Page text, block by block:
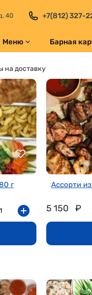
Меню Барная
40 +7(812) 327-
на доставку
г Ассорти
5 150 ₽